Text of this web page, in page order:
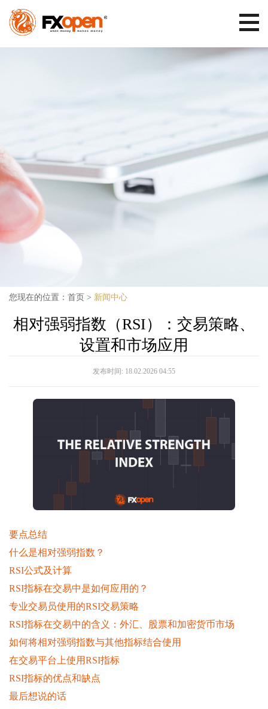
您现在的位置： 首页 > 新闻中心
相对强弱指数（RSI）：交易策略、
设置和市场应用
发布时间: 18.02.2026 04:55
要点总结
什么是相对强弱指数？
RSI公式及计算
RSI指标在交易中是如何应用的？
专业交易员使用的RSI交易策略
RSI指标在交易中的含义：外汇、股票和加密货币市场
如何将相对强弱指数与其他指标结合使用
在交易平台上使用RSI指标
RSI指标的优点和缺点
最后想说的话